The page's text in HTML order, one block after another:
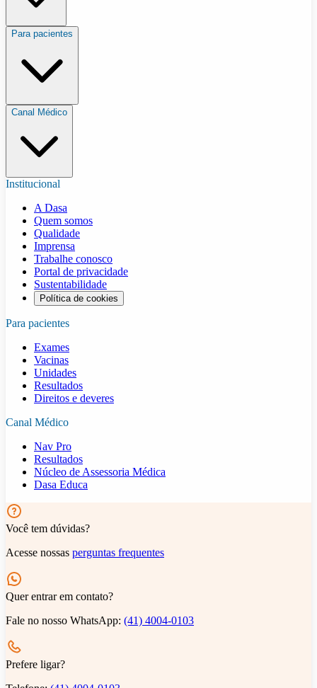
Para pacientes
Canal Médico
Institucional
A Dasa
Quem somos
Qualidade
Imprensa
Trabalhe conosco
Portal de privacidade
Sustentabilidade
Política de cookies
Para pacientes
Exames
Vacinas
Unidades
Resultados
Direitos e deveres
Canal Médico
Nav Pro
Resultados
Núcleo de Assessoria Médica
Dasa Educa
Você tem dúvidas?
Acesse nossas perguntas frequentes
Quer entrar em contato?
Fale no nosso WhatsApp: (41) 4004-0103
Prefere ligar?